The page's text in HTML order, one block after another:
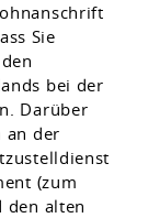
Sie
bei der
Darüber
an der
(zum
den alten